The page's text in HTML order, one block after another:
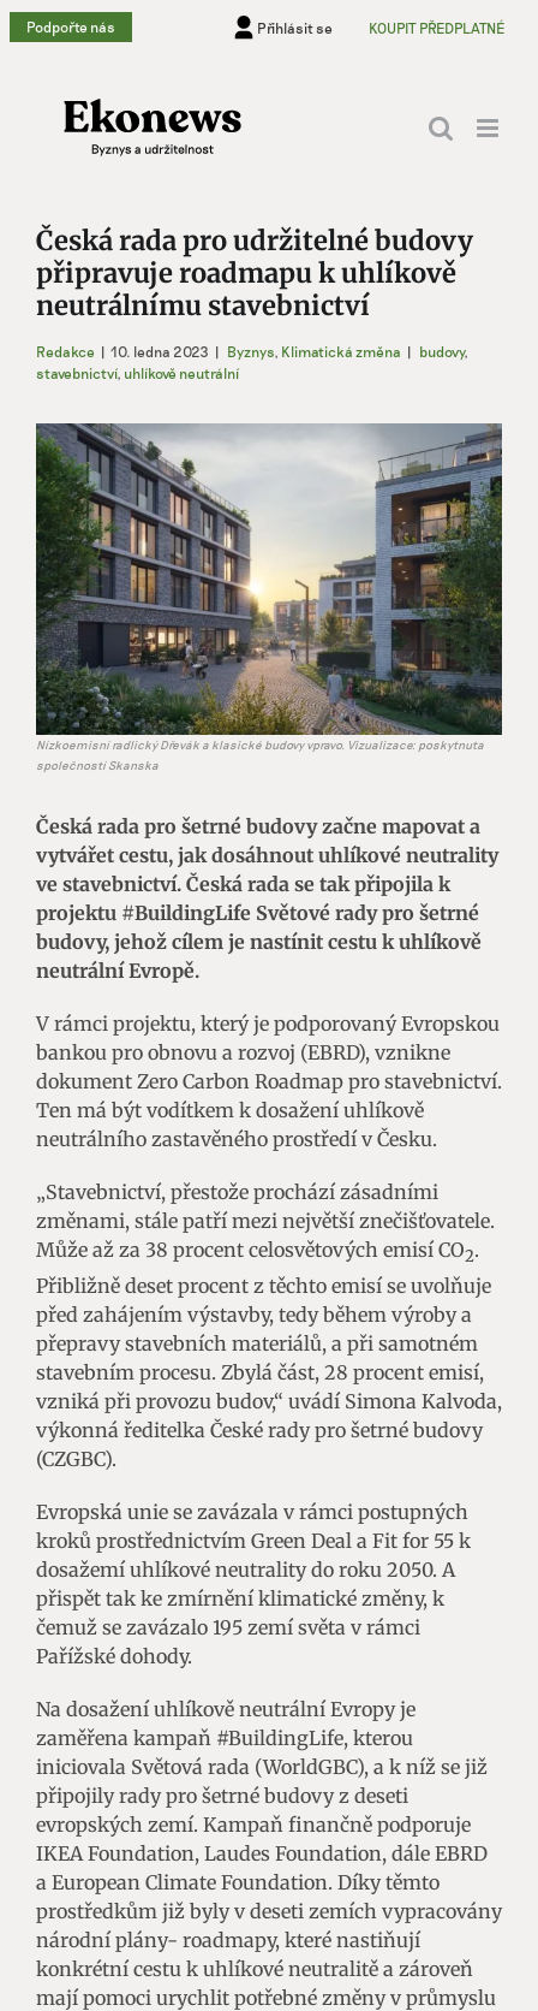
Přeskočit
na
Podpořte nás Přihlásit se KOUPIT PŘEDPLATNÉ
Česká rada pro udržitelné budovy
připravuje roadmapu k uhlíkově
neutrálnímu stavebnictví
Redakce | 10. ledna 2023 | Byznys, Klimatická změna | budovy,
stavebnictví, uhlíkově neutrální
Zobrazit
větší
obrázek
Nízkoemisní radlický Dřevák a klasické budovy vpravo. Vizualizace: poskytnuta
společností Skanska
Česká rada pro šetrné budovy začne mapovat a
vytvářet cestu, jak dosáhnout uhlíkové neutrality
ve stavebnictví. Česká rada se tak připojila k
projektu #BuildingLife Světové rady pro šetrné
budovy, jehož cílem je nastínit cestu k uhlíkově
neutrální Evropě.
V rámci projektu, který je podporovaný Evropskou
bankou pro obnovu a rozvoj (EBRD), vznikne
dokument Zero Carbon Roadmap pro stavebnictví.
Ten má být vodítkem k dosažení uhlíkově
neutrálního zastavěného prostředí v Česku.
„Stavebnictví, přestože prochází zásadními
změnami, stále patří mezi největší znečišťovatele.
Může až za 38 procent celosvětových emisí CO2.
Přibližně deset procent z těchto emisí se uvolňuje
před zahájením výstavby, tedy během výroby a
přepravy stavebních materiálů, a při samotném
stavebním procesu. Zbylá část, 28 procent emisí,
vzniká při provozu budov,“ uvádí Simona Kalvoda,
výkonná ředitelka České rady pro šetrné budovy
(CZGBC).
Evropská unie se zavázala v rámci postupných
kroků prostřednictvím Green Deal a Fit for 55 k
dosažemí uhlíkové neutrality do roku 2050. A
přispět tak ke zmírnění klimatické změny, k
čemuž se zavázalo 195 zemí světa v rámci
Pařížské dohody.
Na dosažení uhlíkově neutrální Evropy je
zaměřena kampaň #BuildingLife, kterou
iniciovala Světová rada (WorldGBC), a k níž se již
připojily rady pro šetrné budovy z deseti
evropských zemí. Kampaň finančně podporuje
IKEA Foundation, Laudes Foundation, dále EBRD
a European Climate Foundation. Díky těmto
prostředkům již byly v deseti zemích vypracovány
národní plány- roadmapy, které nastiňují
konkrétní cestu k uhlíkové neutralitě a zároveň
mají pomoci urychlit potřebné změny v průmyslu